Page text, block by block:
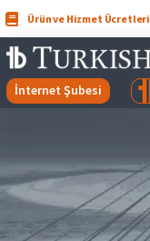
Ürün ve Hizmet Ücretleri
İnternet Şubesi